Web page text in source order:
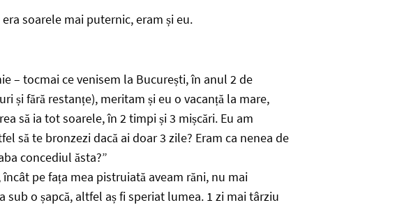
soarele mai puternic, eram și eu.
– tocmai ce venisem la București, în anul 2 de
și fără restanțe), meritam și eu o vacanță la mare,
să ia tot soarele, în 2 timpi și 3 mișcări. Eu am
să te bronzezi dacă ai doar 3 zile? Eram ca nenea de
concediul ăsta?”
pe fața mea pistruiată aveam răni, nu mai
o șapcă, altfel aș fi speriat lumea. 1 zi mai târziu